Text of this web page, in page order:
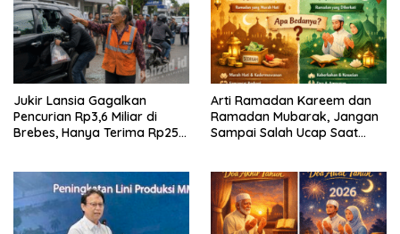
Jukir Lansia Gagalkan
Pencurian Rp3,6 Miliar di
Brebes, Hanya Terima Rp25
Arti Ramadan Kareem dan
Ramadan Mubarak, Jangan
Sampai Salah Ucap Saat